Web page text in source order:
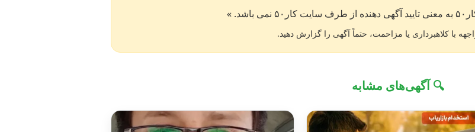
»
با کلاهبرداری یا مزاحمت، حتماً آگهی را گزارش دهید.
🔍 آگهی‌های مشابه